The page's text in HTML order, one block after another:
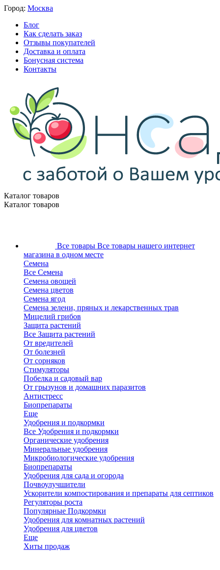
Город: Москва
Блог
Как сделать заказ
Отзывы покупателей
Доставка и оплата
Бонусная система
Контакты
Каталог товаров
Каталог товаров
Все товары Все товары нашего интернет
магазина в одном месте
Семена
Все Семена
Семена овощей
Семена цветов
Семена ягод
Семена зелени, пряных и лекарственных трав
Мицелий грибов
Защита растений
Все Защита растений
От вредителей
От болезней
От сорняков
Стимуляторы
Побелка и садовый вар
От грызунов и домашних паразитов
Антистресс
Биопрепараты
Еще
Удобрения и подкормки
Все Удобрения и подкормки
Органические удобрения
Минеральные удобрения
Микробиологические удобрения
Биопрепараты
Удобрения для сада и огорода
Почвоулучшители
Ускорители компостирования и препараты для септиков
Регуляторы роста
Популярные Подкормки
Удобрения для комнатных растений
Удобрения для цветов
Еще
Хиты продаж